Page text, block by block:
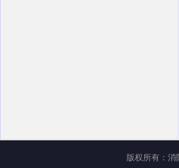
版权所有： 消